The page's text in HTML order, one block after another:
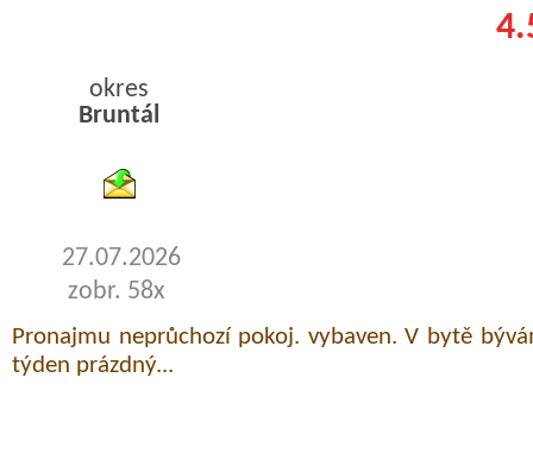
okres
Bruntál
27.07.2026
zobr. 58x
Pronajmu neprůchozí pokoj. vybaven. V bytě
týden prázdný...